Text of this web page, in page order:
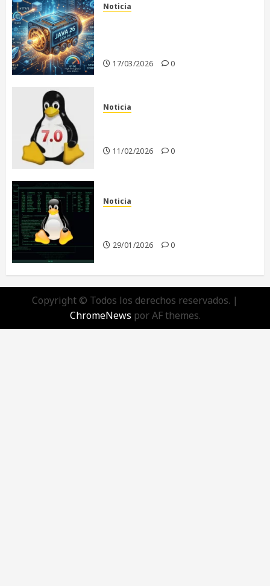
Noticia
17/03/2026 0
Noticia
11/02/2026 0
Noticia
29/01/2026 0
Copyright © Todos los derechos reservados. |
ChromeNews por AF themes.